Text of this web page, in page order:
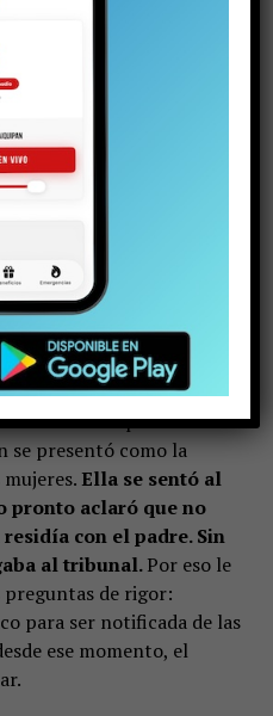
para las emociones.
el joven, con cara de
zapatillas, un
corte degradado.
y quizás algo de la
adulto responsable. Solo
se presentó como la
Ella se sentó al
pronto aclaró que no
con el padre. Sin
al tribunal.Por eso le
de rigor:
para ser notificada de las
ese momento, el